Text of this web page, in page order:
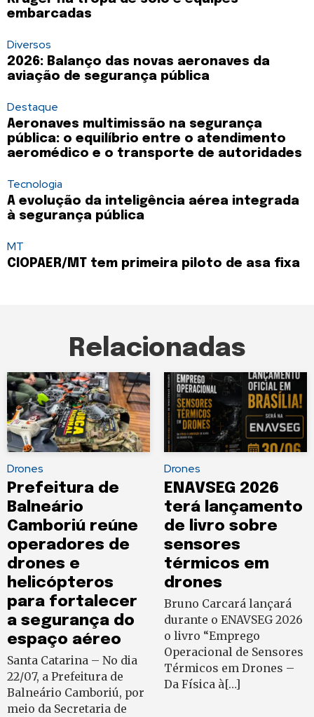
embarcadas
Diversos
2026: Balanço das novas aeronaves da
aviação de segurança pública
Destaque
Aeronaves multimissão na segurança
pública: o equilíbrio entre o atendimento
aeromédico e o transporte de autoridades
Tecnologia
A evolução da inteligência aérea integrada
à segurança pública
MT
CIOPAER/MT tem primeira piloto de asa fixa
Relacionadas
Drones
Prefeitura de
Balneário
Camboriú reúne
operadores de
drones e
helicópteros
para fortalecer
a segurança do
espaço aéreo
Santa Catarina – No dia
22/07, a Prefeitura de
Balneário Camboriú, por
meio da Secretaria de
Drones
ENAVSEG 2026
terá lançamento
de livro sobre
sensores
térmicos em
drones
Bruno Carcará lançará
durante o ENAVSEG 2026
o livro “Emprego
Operacional de Sensores
Térmicos em Drones –
Da Física à[…]